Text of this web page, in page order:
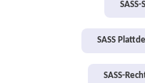
SASS
SASS-